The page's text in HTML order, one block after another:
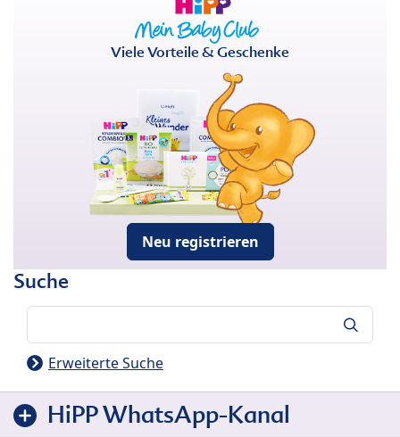
Viele Vorteile & Geschenke
Neu registrieren
Suche
Erweiterte Suche
HiPP WhatsApp-Kanal